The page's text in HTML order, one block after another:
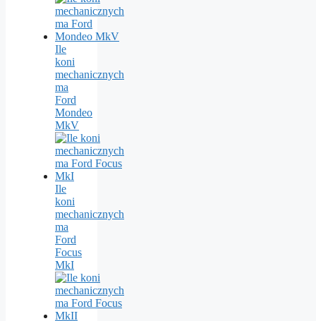
Ile
koni
mechanicznych
ma
Ford
Mondeo
MkV
Ile
koni
mechanicznych
ma
Ford
Focus
MkI